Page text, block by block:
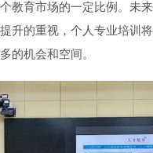
教育市场的一定比例。未
升的重视，个人专业培训
的机会和空间。